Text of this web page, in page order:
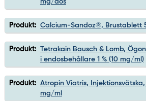
mg/dos
Produkt: Calcium-Sandoz®, Brustablett
Produkt: Tetrakain Bausch & Lomb,
i endosbehållare 1 % (10 mg/ml)
Produkt: Atropin Viatris,
mg/ml